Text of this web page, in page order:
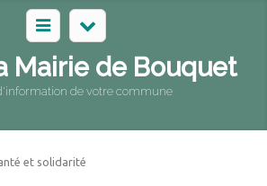
Mairie de Bouquet
de votre commune
et solidarité